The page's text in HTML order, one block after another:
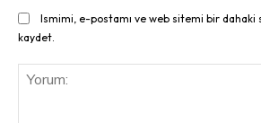
Ismimi, e-postamı ve web sitemi bir dahaki
kaydet.